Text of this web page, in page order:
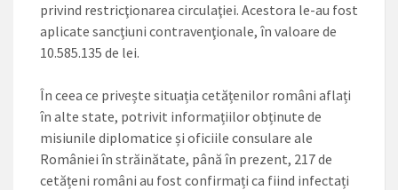
privind restricţionarea circulaţiei. Acestora le-au fost
aplicate sancţiuni contravenţionale, în valoare de
10.585.135 de lei.
În ceea ce privește situația cetățenilor români aflați
în alte state, potrivit informațiilor obținute de
misiunile diplomatice și oficiile consulare ale
României în străinătate, până în prezent, 217 de
cetățeni români au fost confirmați ca fiind infectați